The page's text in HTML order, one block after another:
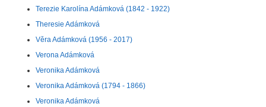
Terezie Karolína Adámková (1842 - 1922)
Theresie Adámková
Věra Adámková (1956 - 2017)
Verona Adámková
Veronika Adámková
Veronika Adámková (1794 - 1866)
Veronika Adámková